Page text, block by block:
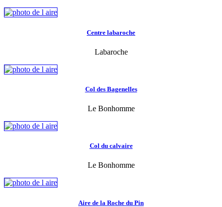
Centre labaroche
Labaroche
Col des Bagenelles
Le Bonhomme
Col du calvaire
Le Bonhomme
Aire de la Roche du Pin